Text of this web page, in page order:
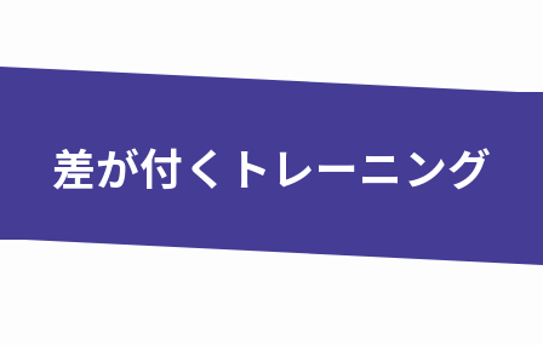
差が付くトレーニング